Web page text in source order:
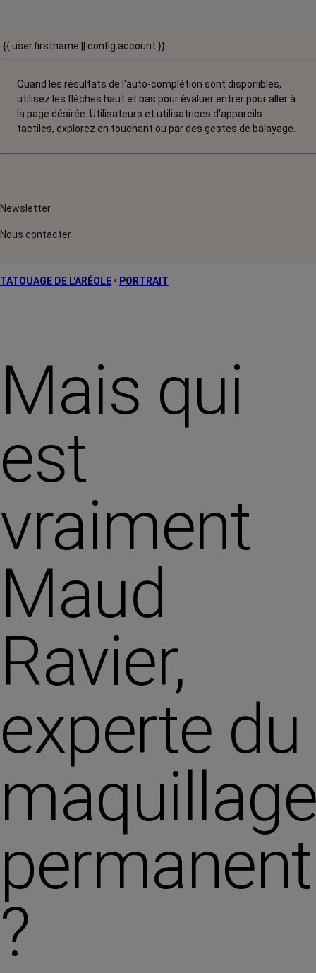
{{ user.firstname || config.account }}
Quand les résultats de l'auto-complétion sont disponibles,
utilisez les flèches haut et bas pour évaluer entrer pour aller à
la page désirée. Utilisateurs et utilisatrices d‘appareils
tactiles, explorez en touchant ou par des gestes de balayage.
Newsletter
Nous contacter
TATOUAGE DE L'ARÉOLE • PORTRAIT
Mais qui
est
vraiment
Maud
Ravier,
experte du
permanent
?